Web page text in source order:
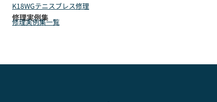
K18WGテニスブレス修理
修理実例集
修理実例集一覧